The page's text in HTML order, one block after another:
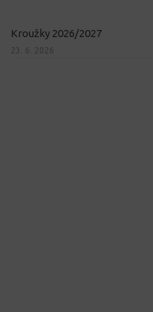
Kroužky 2026/2027
23. 6. 2026